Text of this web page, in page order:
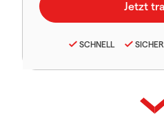
SCHNELL SICHER